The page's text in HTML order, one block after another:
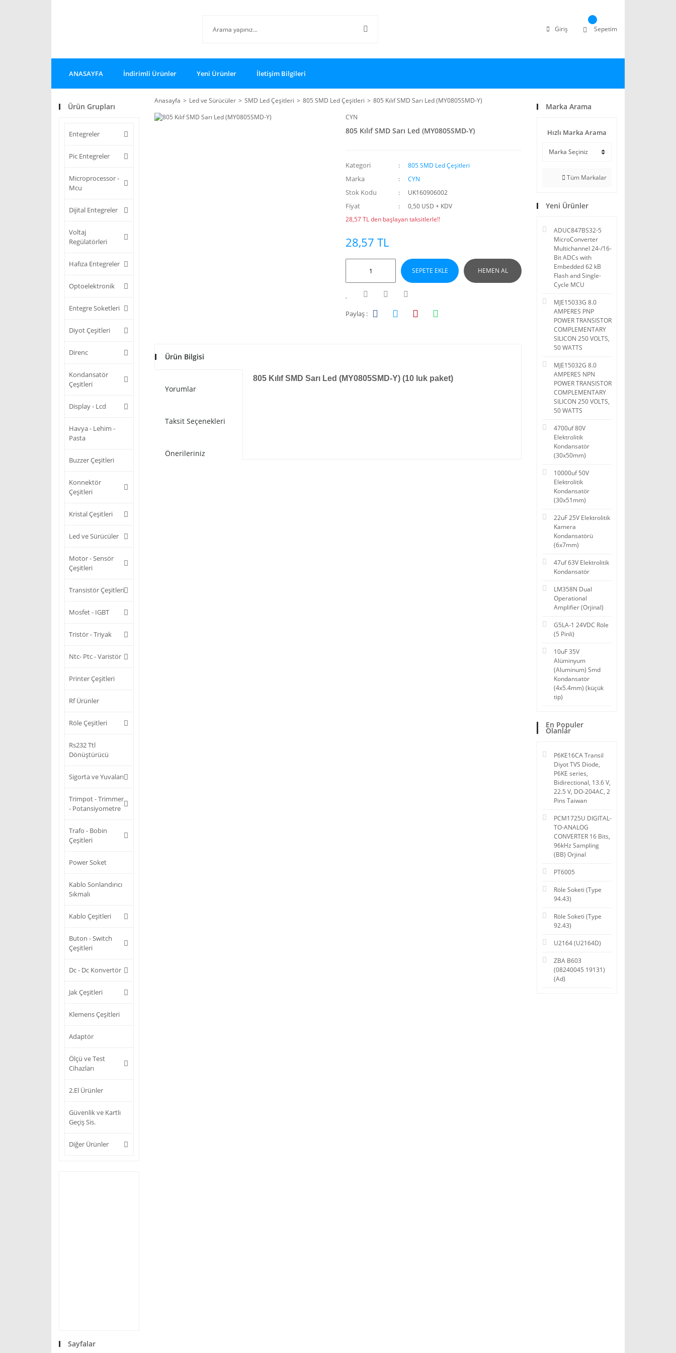
Giriş Sepetim
ANASAYFA İndirimli Ürünler Yeni Ürünler İletişim Bilgileri
Ürün Grupları
Entegreler
Pic Entegreler
Microprocessor -
Mcu
Dijital Entegreler
Voltaj
Regülatörleri
Hafıza Entegreler
Optoelektronik
Entegre Soketleri
Diyot Çeşitleri
Direnc
Kondansatör
Çeşitleri
Display - Lcd
Havya - Lehim -
Pasta
Buzzer Çeşitleri
Konnektör
Çeşitleri
Kristal Çeşitleri
Led ve Sürücüler
Motor - Sensör
Çeşitleri
Transistör Çeşitleri
Mosfet - IGBT
Tristör - Triyak
Ntc- Ptc - Varistör
Printer Çeşitleri
Rf Ürünler
Röle Çeşitleri
Rs232 Ttl
Dönüştürücü
Sigorta ve Yuvaları
Trimpot - Trimmer
- Potansiyometre
Trafo - Bobin
Çeşitleri
Power Soket
Kablo Sonlandırıcı
Sıkmalı
Kablo Çeşitleri
Buton - Switch
Çeşitleri
Dc - Dc Konvertör
Jak Çeşitleri
Klemens Çeşitleri
Adaptör
Ölçü ve Test
Cihazları
2.El Ürünler
Güvenlik ve Kartlı
Geçiş Sis.
Diğer Ürünler
Sayfalar
Anasayfa Led ve Sürücüler SMD Led Çeşitleri 805 SMD Led Çeşitleri
805 Kılıf SMD Sarı Led (MY0805SMD-Y)
CYN
805 Kılıf SMD Sarı Led (MY0805SMD-Y)
Kategori 805 SMD Led Çeşitleri
Marka CYN
Stok Kodu UK160906002
Fiyat
0,50 USD + KDV
28,57 TL den başlayan taksitlerle!!
28,57 TL
SEPETE EKLE HEMEN AL
Paylaş :
Ürün Bilgisi
Yorumlar
Taksit Seçenekleri
Önerileriniz
805 Kılıf SMD Sarı Led (MY0805SMD-Y) (10 luk paket)
Marka Arama
Hızlı Marka Arama
Tüm Markalar
Yeni Ürünler
ADUC847BS32-5
MicroConverter
Multichannel 24-/16-
Bit ADCs with
Embedded 62 kB
Flash and Single-
Cycle MCU
MJE15033G 8.0
AMPERES PNP
POWER TRANSISTOR
COMPLEMENTARY
SILICON 250 VOLTS,
50 WATTS
MJE15032G 8.0
AMPERES NPN
POWER TRANSISTOR
COMPLEMENTARY
SILICON 250 VOLTS,
50 WATTS
4700uf 80V
Elektrolitik
Kondansatör
(30x50mm)
10000uf 50V
Elektrolitik
Kondansatör
(30x51mm)
22uF 25V Elektrolitik
Kamera
Kondansatörü
(6x7mm)
47uf 63V Elektrolitik
Kondansatör
LM358N Dual
Operational
Amplifier (Orjinal)
G5LA-1 24VDC Röle
(5 Pinli)
10uF 35V
Alüminyum
(Aluminum) Smd
Kondansatör
(4x5.4mm) (küçük
tip)
En Populer
Olanlar
P6KE16CA Transil
Diyot TVS Diode,
P6KE series,
Bidirectional, 13.6 V,
22.5 V, DO-204AC, 2
Pins Taiwan
PCM1725U DIGITAL-
TO-ANALOG
CONVERTER 16 Bits,
96kHz Sampling
(BB) Orjinal
PT6005
Röle Soketi (Type
94.43)
Röle Soketi (Type
92.43)
U2164 (U2164D)
ZBA B603
(08240045 19131)
(Ad)